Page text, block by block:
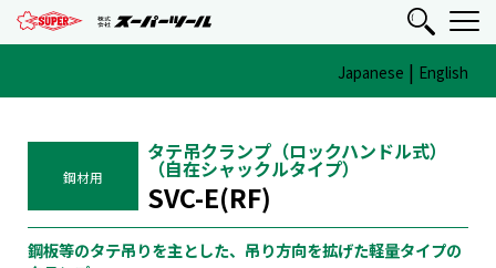
Japanese | English
鋼材用
タテ吊クランプ（ロックハンドル式）
（自在シャックルタイプ）
SVC-E(RF)
鋼板等のタテ吊りを主とした、吊り方向を拡げた軽量タイプの